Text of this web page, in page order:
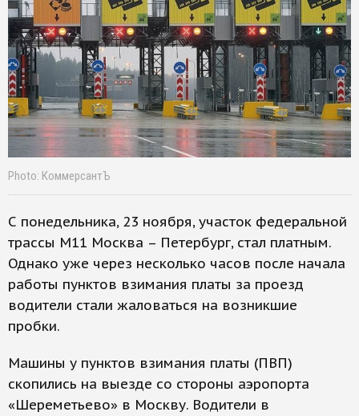
Photo: КоммерсантЪ
С понедельника, 23 ноября, участок федеральной
трассы М11 Москва – Петербург, стал платным.
Однако уже через несколько часов после начала
работы пунктов взимания платы за проезд
водители стали жаловаться на возникшие
пробки.
Машины у пунктов взимания платы (ПВП)
скопились на выезде со стороны аэропорта
«Шереметьево» в Москву. Водители в